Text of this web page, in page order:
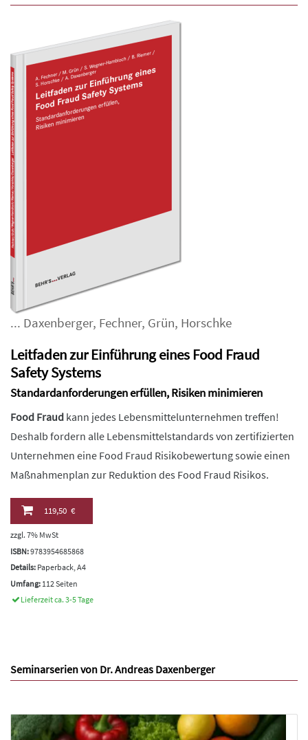
... Daxenberger, Fechner, Grün, Horschke
Leitfaden zur Einführung eines Food Fraud
Safety Systems
Standardanforderungen erfüllen, Risiken minimieren
Food Fraud kann jedes Lebensmittelunternehmen treffen!
Deshalb fordern alle Lebensmittelstandards von zertifizierten
Unternehmen eine Food Fraud Risikobewertung sowie einen
Maßnahmenplan zur Reduktion des Food Fraud Risikos.
119,50 €
zzgl. 7% MwSt
ISBN:9783954685868
Details: Paperback, A4
Umfang: 112 Seiten
Lieferzeit ca. 3-5 Tage
Seminarserien von Dr. Andreas Daxenberger